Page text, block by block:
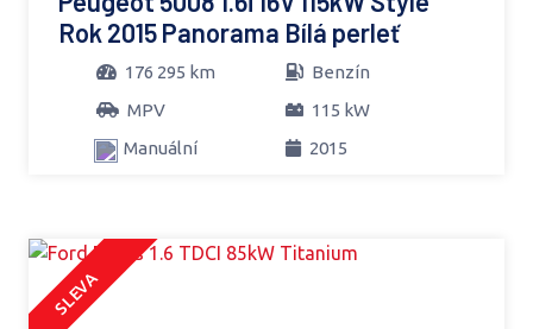
Rok 2015 Panorama Bílá perleť
176 295 km
Benzín
MPV
115 kW
Manuální
2015
SLEVA